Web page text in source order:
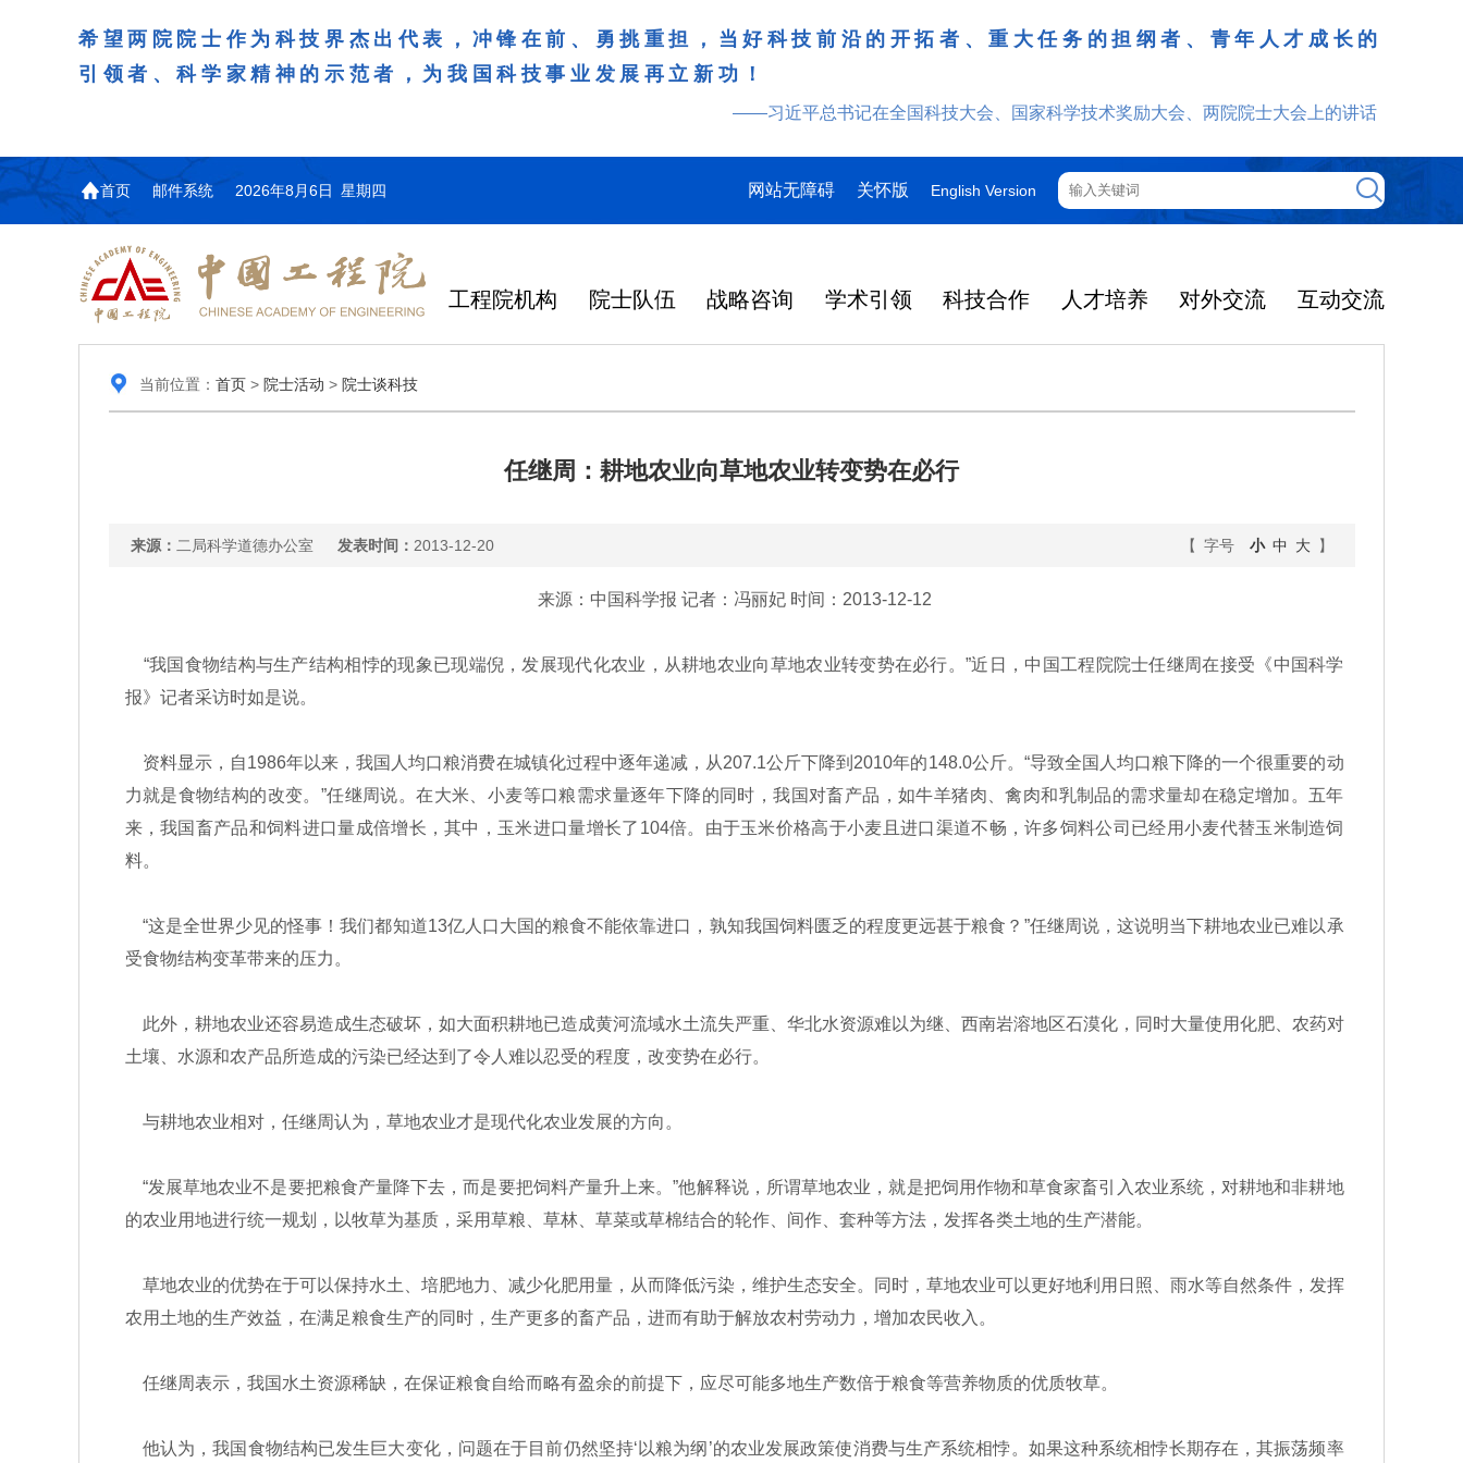
希望两院院士作为科技界杰出代表，冲锋在前、勇挑重担，当好科技前沿的开拓者、重大任务的担纲者、青年人才成长的
引领者、科学家精神的示范者，为我国科技事业发展再立新功！
——习近平总书记在全国科技大会、国家科学技术奖励大会、两院院士大会上的讲话
首页 邮件系统 2026年8月6日 星期四 网站无障碍 关怀版 English Version
工程院机构 院士队伍 战略咨询 学术引领 科技合作 人才培养 对外交流 互动交流
当前位置： 首页> 院士活动 > 院士谈科技
任继周：耕地农业向草地农业转变势在必行
来源： 二局科学道德办公室 发表时间： 2013-12-20 【 字号 小 中 大】
来源：中国科学报 记者：冯丽妃 时间：2013-12-12
“我国食物结构与生产结构相悖的现象已现端倪，发展现代化农业，从耕地农业向草地农业转变势在必行。”近日，中国工程院院士任继周在接受《中国科学
报》记者采访时如是说。
资料显示，自1986年以来，我国人均口粮消费在城镇化过程中逐年递减，从207.1公斤下降到2010年的148.0公斤。“导致全国人均口粮下降的一个很重要的动
力就是食物结构的改变。”任继周说。在大米、小麦等口粮需求量逐年下降的同时，我国对畜产品，如牛羊猪肉、禽肉和乳制品的需求量却在稳定增加。五年
来，我国畜产品和饲料进口量成倍增长，其中，玉米进口量增长了104倍。由于玉米价格高于小麦且进口渠道不畅，许多饲料公司已经用小麦代替玉米制造饲
料。
“这是全世界少见的怪事！我们都知道13亿人口大国的粮食不能依靠进口，孰知我国饲料匮乏的程度更远甚于粮食？”任继周说，这说明当下耕地农业已难以承
受食物结构变革带来的压力。
此外，耕地农业还容易造成生态破坏，如大面积耕地已造成黄河流域水土流失严重、华北水资源难以为继、西南岩溶地区石漠化，同时大量使用化肥、农药对
土壤、水源和农产品所造成的污染已经达到了令人难以忍受的程度，改变势在必行。
与耕地农业相对，任继周认为，草地农业才是现代化农业发展的方向。
“发展草地农业不是要把粮食产量降下去，而是要把饲料产量升上来。”他解释说，所谓草地农业，就是把饲用作物和草食家畜引入农业系统，对耕地和非耕地
的农业用地进行统一规划，以牧草为基质，采用草粮、草林、草菜或草棉结合的轮作、间作、套种等方法，发挥各类土地的生产潜能。
草地农业的优势在于可以保持水土、培肥地力、减少化肥用量，从而降低污染，维护生态安全。同时，草地农业可以更好地利用日照、雨水等自然条件，发挥
农用土地的生产效益，在满足粮食生产的同时，生产更多的畜产品，进而有助于解放农村劳动力，增加农民收入。
任继周表示，我国水土资源稀缺，在保证粮食自给而略有盈余的前提下，应尽可能多地生产数倍于粮食等营养物质的优质牧草。
他认为，我国食物结构已发生巨大变化，问题在于目前仍然坚持‘以粮为纲’的农业发展政策使消费与生产系统相悖。如果这种系统相悖长期存在，其振荡频率